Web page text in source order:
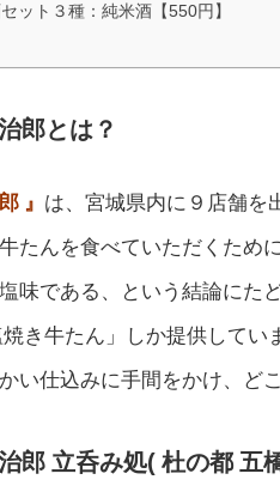
ット３種：純米酒【550円】
郎とは？
』 は、宮城県内に９店舗を
たんを食べていただくため
味である、という結論にた
き牛たん」しか提供してい
い仕込みに手間をかけ、ど
郎 立呑み処( 杜の都 五